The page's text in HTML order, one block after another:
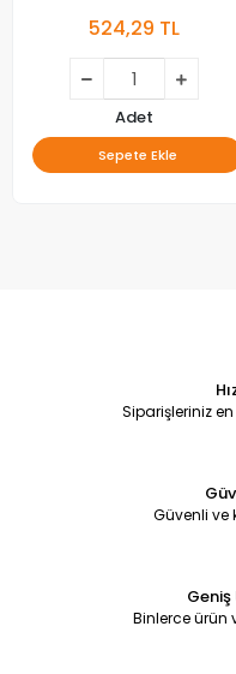
524,29 TL
Adet
Sepete Ekle
Siparişleriniz en
Güvenli ve
Binlerce ürün